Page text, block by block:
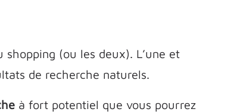
(ou les deux). L’une et
de recherche naturels.
à fort potentiel que vous pourrez